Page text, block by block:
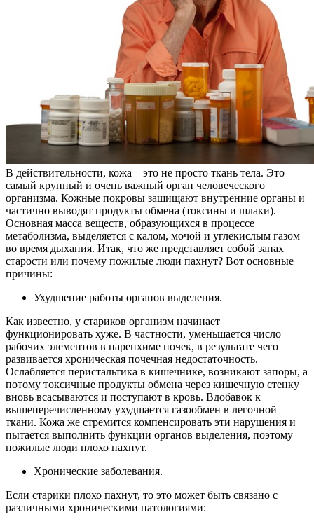
В действительности, кожа – это не просто ткань тела. Это
самый крупный и очень важный орган человеческого
организма. Кожные покровы защищают внутренние органы и
частично выводят продукты обмена (токсины и шлаки).
Основная масса веществ, образующихся в процессе
метаболизма, выделяется с калом, мочой и углекислым газом
во время дыхания. Итак, что же представляет собой запах
старости или почему пожилые люди пахнут? Вот основные
причины:
Ухудшение работы органов выделения.
Как известно, у стариков организм начинает
функционировать хуже. В частности, уменьшается число
рабочих элементов в паренхиме почек, в результате чего
развивается хроническая почечная недостаточность.
Ослабляется перистальтика в кишечнике, возникают запоры, а
потому токсичные продукты обмена через кишечную стенку
вновь всасываются и поступают в кровь. Вдобавок к
вышеперечисленному ухудшается газообмен в легочной
ткани. Кожа же стремится компенсировать эти нарушения и
пытается выполнить функции органов выделения, поэтому
пожилые люди плохо пахнут.
Хронические заболевания.
Если старики плохо пахнут, то это может быть связано с
различными хроническими патологиями: